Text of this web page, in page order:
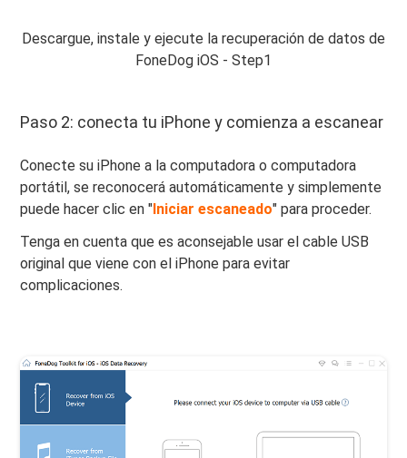
Descargue, instale y ejecute la recuperación de datos de
FoneDog iOS - Step1
Paso 2: conecta tu iPhone y comienza a escanear
Conecte su iPhone a la computadora o computadora
portátil, se reconocerá automáticamente y simplemente
puede hacer clic en "Iniciar escaneado" para proceder.
Tenga en cuenta que es aconsejable usar el cable USB
original que viene con el iPhone para evitar
complicaciones.